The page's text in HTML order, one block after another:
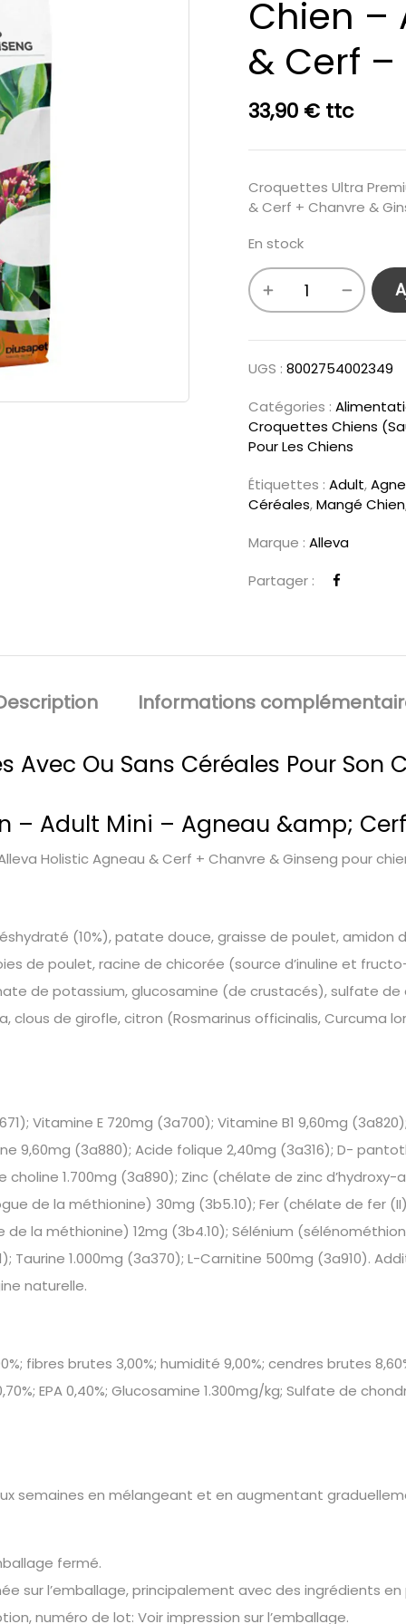
Chien –
& Cerf –
33,90 € ttc
Croquettes Ultra
& Cerf + Chanvre &
En stock
UGS : 8002754002349
Catégories :
Croquettes Chiens
Pour Les Chiens
Étiquettes : Adult,
Céréales,Mangé Chien
Marque : Alleva
Partager :
Informations
Avec Ou Sans Céréales Pour Son
– Adult Mini – Agneau &amp;
Holistic Agneau & Cerf + Chanvre & Ginseng pour
(10%), patate douce, graisse de poulet, amidon
de poulet, racine de chicorée (source d’inuline et
de potassium, glucosamine (de crustacés), sulfate de
clous de girofle, citron (Rosmarinus officinalis, Curcuma
Vitamine E 720mg (3a700); Vitamine B1 9,60mg
9,60mg (3a880); Acide folique 2,40mg (3a316); D-
1.700mg (3a890); Zinc (chélate de zinc d’hydroxy-
de la méthionine) 30mg (3b5.10); Fer (chélate de fer
la méthionine) 12mg (3b4.10); Sélénium
Taurine 1.000mg (3a370); L-Carnitine 500mg (3a910).
naturelle.
fibres brutes 3,00%; humidité 9,00%; cendres brutes
EPA 0,40%; Glucosamine 1.300mg/kg; Sulfate de
semaines en mélangeant et en augmentant
fermé.
sur l’emballage, principalement avec des ingrédients en
numéro de lot: Voir impression sur l’emballage.